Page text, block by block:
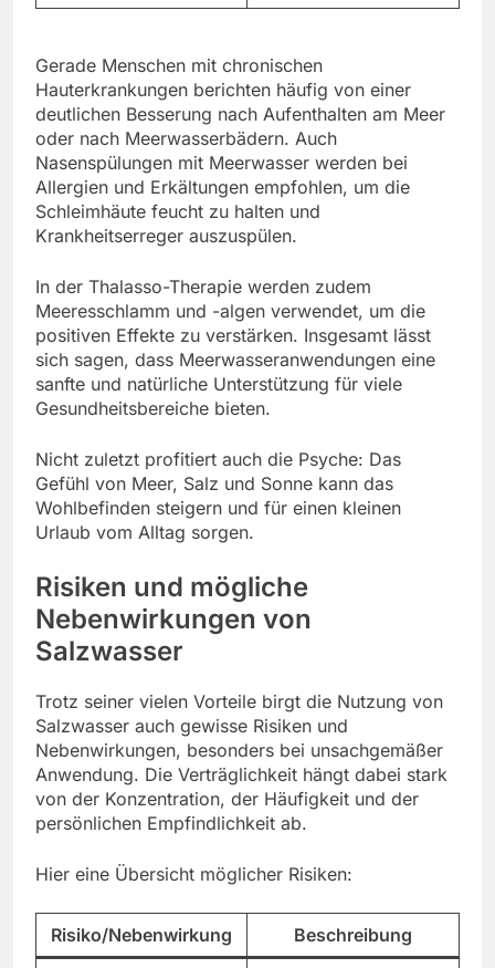
Gerade Menschen mit chronischen
Hauterkrankungen berichten häufig von einer
deutlichen Besserung nach Aufenthalten am Meer
oder nach Meerwasserbädern. Auch
Nasenspülungen mit Meerwasser werden bei
Allergien und Erkältungen empfohlen, um die
Schleimhäute feucht zu halten und
Krankheitserreger auszuspülen.
In der Thalasso-Therapie werden zudem
Meeresschlamm und -algen verwendet, um die
positiven Effekte zu verstärken. Insgesamt lässt
sich sagen, dass Meerwasseranwendungen eine
sanfte und natürliche Unterstützung für viele
Gesundheitsbereiche bieten.
Nicht zuletzt profitiert auch die Psyche: Das
Gefühl von Meer, Salz und Sonne kann das
Wohlbefinden steigern und für einen kleinen
Urlaub vom Alltag sorgen.
Risiken und mögliche
Nebenwirkungen von
Salzwasser
Trotz seiner vielen Vorteile birgt die Nutzung von
Salzwasser auch gewisse Risiken und
Nebenwirkungen, besonders bei unsachgemäßer
Anwendung. Die Verträglichkeit hängt dabei stark
von der Konzentration, der Häufigkeit und der
persönlichen Empfindlichkeit ab.
Hier eine Übersicht möglicher Risiken:
Risiko/Nebenwirkung Beschreibung